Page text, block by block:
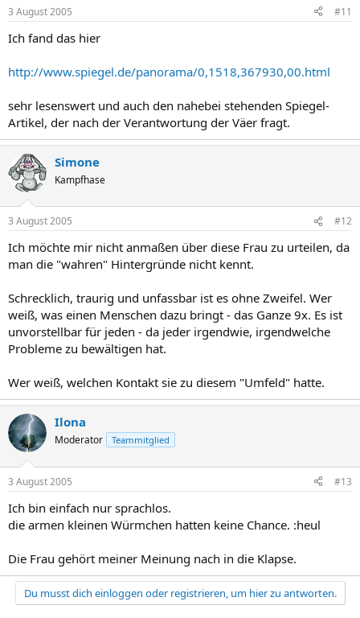
3 August 2005 #11
Ich fand das hier
http://www.spiegel.de/panorama/0,1518,367930,00.html
sehr lesenswert und auch den nahebei stehenden Spiegel-
Artikel, der nach der Verantwortung der Väer fragt.
Simone
Kampfhase
3 August 2005 #12
Ich möchte mir nicht anmaßen über diese Frau zu urteilen, da
man die "wahren" Hintergründe nicht kennt.
Schrecklich, traurig und unfassbar ist es ohne Zweifel. Wer
weiß, was einen Menschen dazu bringt - das Ganze 9x. Es ist
unvorstellbar für jeden - da jeder irgendwie, irgendwelche
Probleme zu bewältigen hat.
Wer weiß, welchen Kontakt sie zu diesem "Umfeld" hatte.
Ilona
Moderator Teammitglied
3 August 2005 #13
Ich bin einfach nur sprachlos.
die armen kleinen Würmchen hatten keine Chance. :heul
Die Frau gehört meiner Meinung nach in die Klapse.
Du musst dich einloggen oder registrieren, um hier zu antworten.